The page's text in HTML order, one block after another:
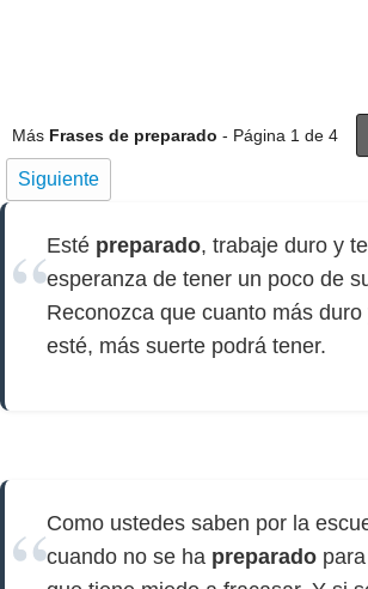
Más Frases de preparado - Página 1 de 4
Siguiente
Esté preparado, trabaje duro y
esperanza de tener un poco de
Reconozca que cuanto más duro
esté, más suerte podrá tener.
Como ustedes saben por la
cuando no se ha preparado